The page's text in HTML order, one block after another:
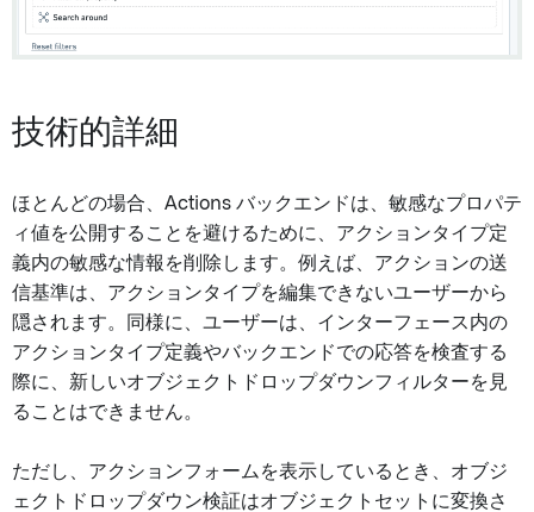
技術的詳細
ほとんどの場合、Actions バックエンドは、敏感なプロパテ
ィ値を公開することを避けるために、アクションタイプ定
義内の敏感な情報を削除します。例えば、アクションの送
信基準は、アクションタイプを編集できないユーザーから
隠されます。同様に、ユーザーは、インターフェース内の
アクションタイプ定義やバックエンドでの応答を検査する
際に、新しいオブジェクトドロップダウンフィルターを見
ることはできません。
ただし、アクションフォームを表示しているとき、オブジ
ェクトドロップダウン検証はオブジェクトセットに変換さ